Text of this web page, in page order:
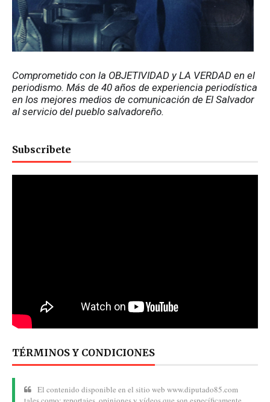
Comprometido con la OBJETIVIDAD y LA VERDAD en el
periodismo. Más de 40 años de experiencia periodística
en los mejores medios de comunicación de El Salvador
al servicio del pueblo salvadoreño.
Subscribete
TÉRMINOS Y CONDICIONES
El contenido disponible en el sitio web www.diputado85.com